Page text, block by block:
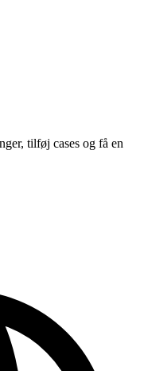
tilføj cases og få en